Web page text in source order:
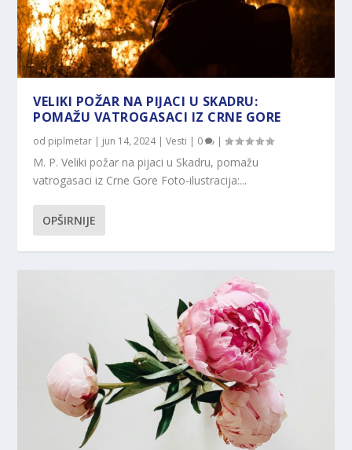
VELIKI POŽAR NA PIJACI U SKADRU:
POMAŽU VATROGASACI IZ CRNE GORE
od piplmetar | jun 14, 2024|Vesti | 0 |
M. P. Veliki požar na pijaci u Skadru, pomažu
vatrogasaci iz Crne Gore Foto-ilustracija:...
OPŠIRNIJE